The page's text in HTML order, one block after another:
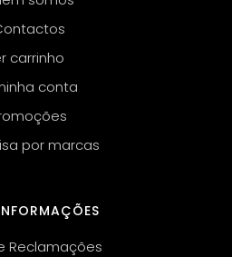
carrinho
conta
por marcas
Reclamações